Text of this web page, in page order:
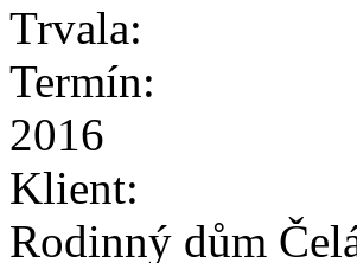
Trvala:
Termín:
2016
Klient:
Rodinný dům